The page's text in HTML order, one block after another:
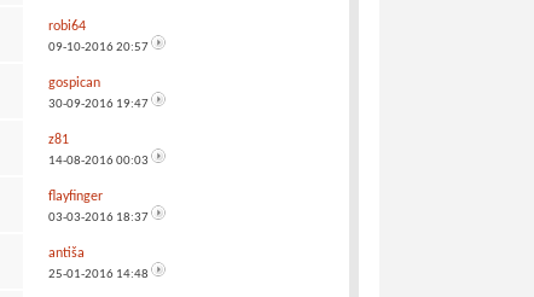
robi64
09-10-201620:57
gospican
30-09-2016 19:47
z81
14-08-201600:03
flayfinger
03-03-2016 18:37
antiša
25-01-2016 14:48